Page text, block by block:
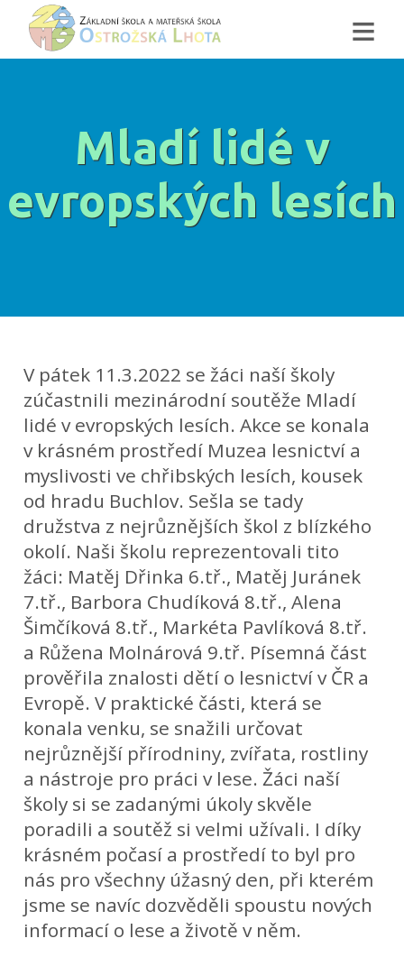
≡
Mladí lidé v
evropských lesích
V pátek 11.3.2022 se žáci naší školy
zúčastnili mezinárodní soutěže Mladí
lidé v evropských lesích. Akce se konala
v krásném prostředí Muzea lesnictví a
myslivosti ve chřibských lesích, kousek
od hradu Buchlov. Sešla se tady
družstva z nejrůznějších škol z blízkého
okolí. Naši školu reprezentovali tito
žáci: Matěj Dřinka 6.tř., Matěj Juránek
7.tř., Barbora Chudíková 8.tř., Alena
Šimčíková 8.tř., Markéta Pavlíková 8.tř.
a Růžena Molnárová 9.tř. Písemná část
prověřila znalosti dětí o lesnictví v ČR a
Evropě. V praktické části, která se
konala venku, se snažili určovat
nejrůznější přírodniny, zvířata, rostliny
a nástroje pro práci v lese. Žáci naší
školy si se zadanými úkoly skvěle
poradili a soutěž si velmi užívali. I díky
krásném počasí a prostředí to byl pro
nás pro všechny úžasný den, při kterém
jsme se navíc dozvěděli spoustu nových
informací o lese a životě v něm.